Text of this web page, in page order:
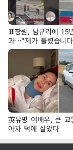
표창원, 남규리에 15
과…"제가 틀렸습니
英유명 여배우, 큰 교
아차 덕에 살았다